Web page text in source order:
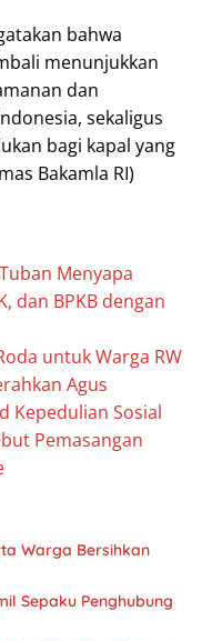
bahwa
menunjukkan
dan
sekaligus
bagi kapal yang
Bakamla RI)
Menyapa
dan BPKB dengan
untuk Warga RW
Agus
Kepedulian Sosial
Pemasangan
Warga Bersihkan